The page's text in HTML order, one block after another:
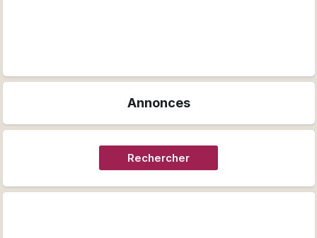
Annonces
Rechercher